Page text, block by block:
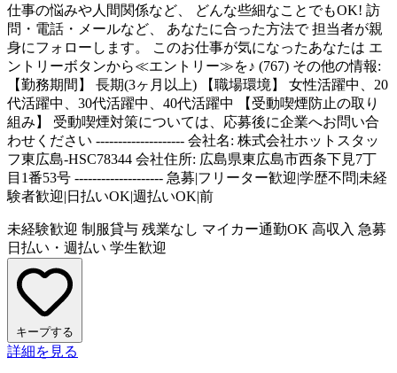
仕事の悩みや人間関係など、 どんな些細なことでもOK! 訪
問・電話・メールなど、 あなたに合った方法で 担当者が親
身にフォローします。 このお仕事が気になったあなたは エ
ントリーボタンから≪エントリー≫を♪ (767) その他の情報:
【勤務期間】 長期(3ヶ月以上) 【職場環境】 女性活躍中、20
代活躍中、30代活躍中、40代活躍中 【受動喫煙防止の取り
組み】 受動喫煙対策については、応募後に企業へお問い合
わせください -------------------- 会社名: 株式会社ホットスタッ
フ東広島-HSC78344 会社住所: 広島県東広島市西条下見7丁
目1番53号 -------------------- 急募|フリーター歓迎|学歴不問|未経
験者歓迎|日払いOK|週払いOK|前
未経験歓迎 制服貸与 残業なし マイカー通勤OK 高収入 急募
日払い・週払い 学生歓迎
キープする
詳細を見る